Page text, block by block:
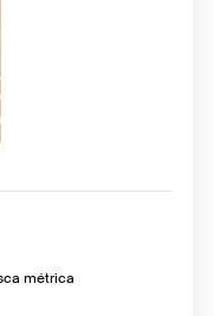
métrica